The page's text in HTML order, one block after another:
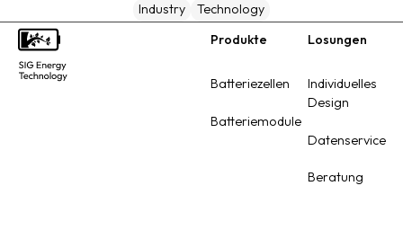
Industry Technology
Footer Produkte
Batteriezellen
Batteriemodule
Losungen
Individuelles
Design
Datenservice
Beratung